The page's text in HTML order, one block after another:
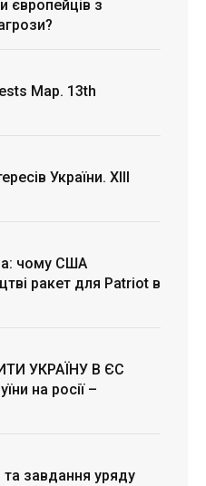
європейців з
Map. 13th
України. ХІІІ
чому США
ракет для Patriot в
УКРАЇНУ В ЄС
на росії –
та завдання уряду